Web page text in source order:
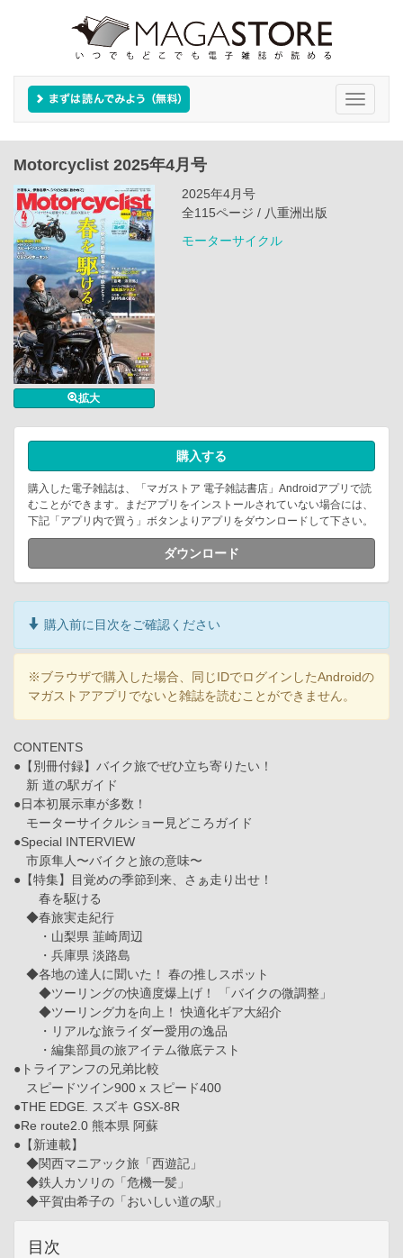
Toggle
Motorcyclist 2025年4月号
拡大
2025年4月号
全115ページ / 八重洲出版
モーターサイクル
購入する
購入した電子雑誌は、「マガストア 電子雑誌書店」Androidアプリで読
むことができます。まだアプリをインストールされていない場合には、
下記「アプリ内で買う」ボタンよりアプリをダウンロードして下さい。
ダウンロード
購入前に目次をご確認ください
※ブラウザで購入した場合、同じIDでログインしたAndroidの
マガストアアプリでないと雑誌を読むことができません。
CONTENTS
●【別冊付録】バイク旅でぜひ立ち寄りたい！
新 道の駅ガイド
●日本初展示車が多数！
モーターサイクルショー見どころガイド
●Special INTERVIEW
市原隼人〜バイクと旅の意味〜
●【特集】目覚めの季節到来、さぁ走り出せ！
春を駆ける
◆春旅実走紀行
・山梨県 韮崎周辺
・兵庫県 淡路島
◆各地の達人に聞いた！ 春の推しスポット
◆ツーリングの快適度爆上げ！ 「バイクの微調整」
◆ツーリング力を向上！ 快適化ギア大紹介
・リアルな旅ライダー愛用の逸品
・編集部員の旅アイテム徹底テスト
●トライアンフの兄弟比較
スピードツイン900 x スピード400
●THE EDGE. スズキ GSX-8R
●Re route2.0 熊本県 阿蘇
●【新連載】
◆関西マニアック旅「西遊記」
◆鉄人カソリの「危機一髪」
◆平賀由希子の「おいしい道の駅」
目次